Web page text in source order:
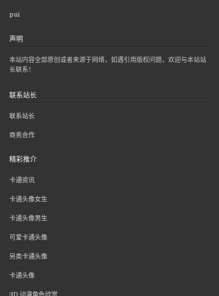
pui
声明
本站内容全部原创或者来源于网络，如遇引用版权问题，欢迎与本站站
长联系！
联系站长
联系站长
商务合作
精彩推介
卡通资讯
卡通头像女生
卡通头像男生
可爱卡通头像
另类卡通头像
卡通头像
3D 动漫角色欣赏